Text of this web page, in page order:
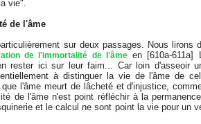
vie".
de l'âme
sur deux passages. Nous lirons
de l'immortalité de l'âmeen [610a-611a]
rester ici sur leur faim... Car loin d'asseoir
à distinguer la vie de l'âme de
que l'âme meurt de lâcheté et d'injustice,
de l'âme n'est point réfléchir à la
et le calcul ne sont point la vie pour un